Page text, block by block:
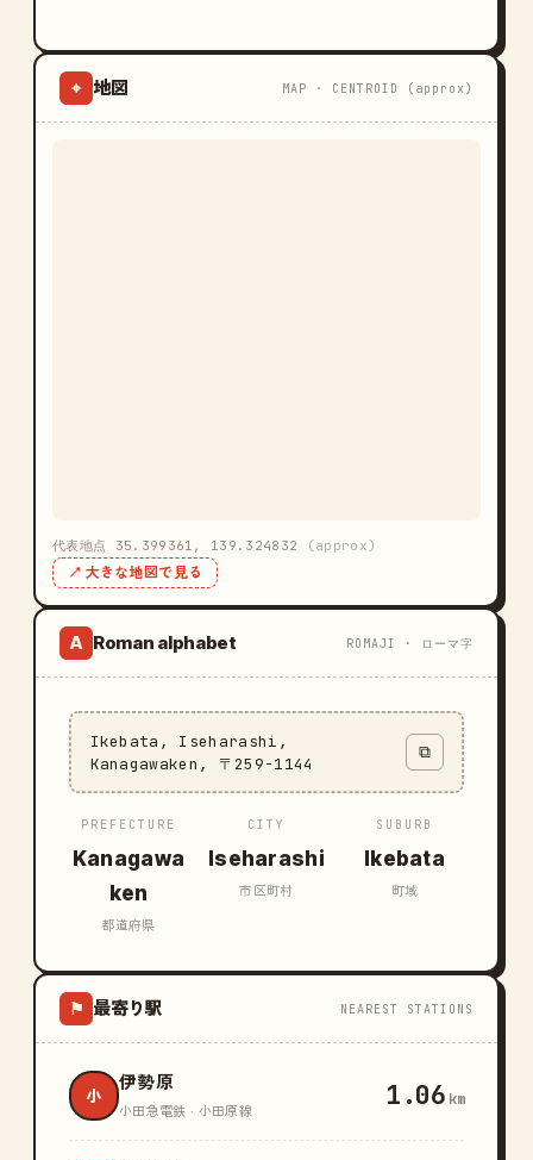
⌖ 地図 MAP · CENTROID (approx)
代表地点 35.399361, 139.324832 (approx)
↗ 大きな地図で見る
A Roman alphabet ROMAJI · ローマ字
Ikebata, Iseharashi,
Kanagawaken, 〒259-1144
⧉
PREFECTURE
Kanagawa
ken
都道府県
CITY
Iseharashi
市区町村
SUBURB
Ikebata
町域
⚑ 最寄り駅 NEAREST STATIONS
小
伊勢原
小田急電鉄 · 小田原線 1.06 km